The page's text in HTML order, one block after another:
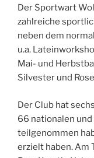
Der Sportwart
zahlreiche
neben dem
u.a.
Mai- und
Silvester und
Der Club hat
66 nationalen
teilgenommen
erzielt haben. Am